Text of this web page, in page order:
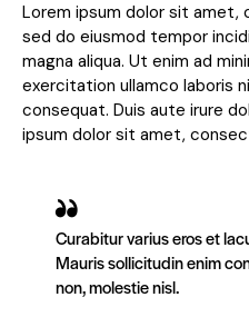
Lorem ipsum dolor sit
sed do eiusmod tempor
magna aliqua. Ut enim ad
exercitation ullamco laboris
consequat. Duis aute irure
ipsum dolor sit amet,
Curabitur varius eros et
Mauris sollicitudin enim
non, molestie nisl.